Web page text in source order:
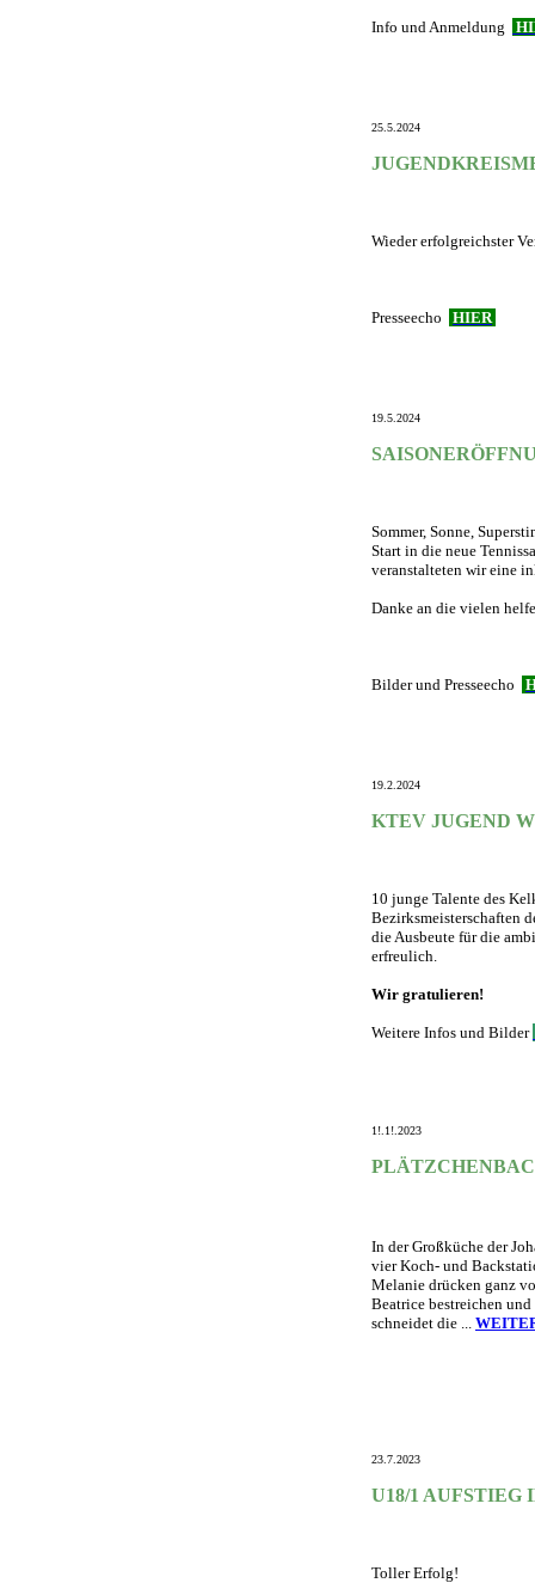
Info und Anmeldung
25.5.2024
Wieder erfolgreichster
Presseecho HIER
19.5.2024
Sommer, Sonne,
Start in die neue
veranstalteten wir eine
Danke an die vielen
Bilder und Presseecho
19.2.2024
KTEV JUGEND
10 junge Talente des
Bezirksmeisterschaften
die Ausbeute für die
erfreulich.
Wir gratulieren!
Weitere Infos und Bilder
1!.1!.2023
In der Großküche der
vier Koch- und
Melanie drücken ganz
Beatrice bestreichen
schneidet die ...
23.7.2023
U18/1 AUFSTIEG
Toller Erfolg!